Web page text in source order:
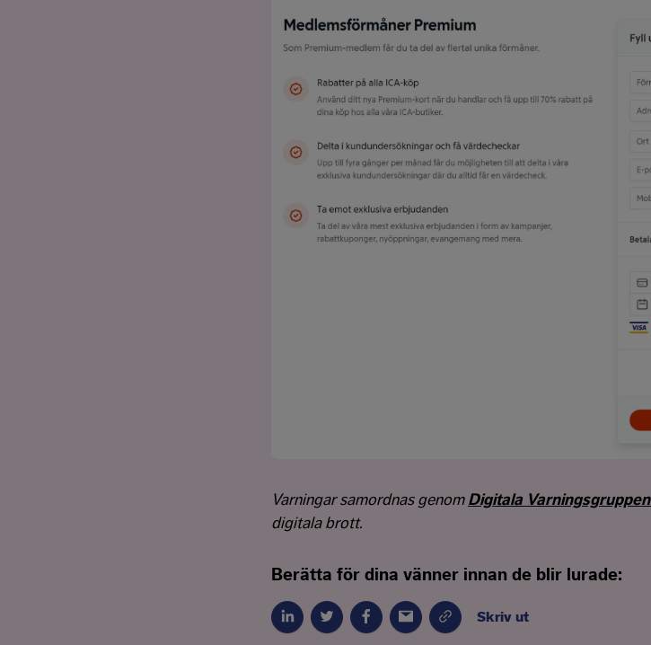
Varningar samordnas genom Digitala Varningsgruppen
digitala brott.
Berätta för dina vänner innan de blir lurade:
Skriv ut